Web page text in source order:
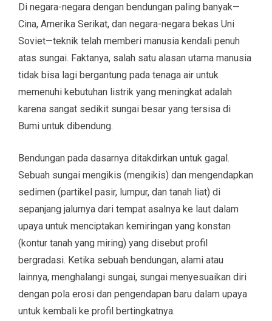
Di negara-negara dengan bendungan paling banyak—
Cina, Amerika Serikat, dan negara-negara bekas Uni
Soviet—teknik telah memberi manusia kendali penuh
atas sungai. Faktanya, salah satu alasan utama manusia
tidak bisa lagi bergantung pada tenaga air untuk
memenuhi kebutuhan listrik yang meningkat adalah
karena sangat sedikit sungai besar yang tersisa di
Bumi untuk dibendung.
Bendungan pada dasarnya ditakdirkan untuk gagal.
Sebuah sungai mengikis (mengikis) dan mengendapkan
sedimen (partikel pasir, lumpur, dan tanah liat) di
sepanjang jalurnya dari tempat asalnya ke laut dalam
upaya untuk menciptakan kemiringan yang konstan
(kontur tanah yang miring) yang disebut profil
bergradasi. Ketika sebuah bendungan, alami atau
lainnya, menghalangi sungai, sungai menyesuaikan diri
dengan pola erosi dan pengendapan baru dalam upaya
untuk kembali ke profil bertingkatnya.